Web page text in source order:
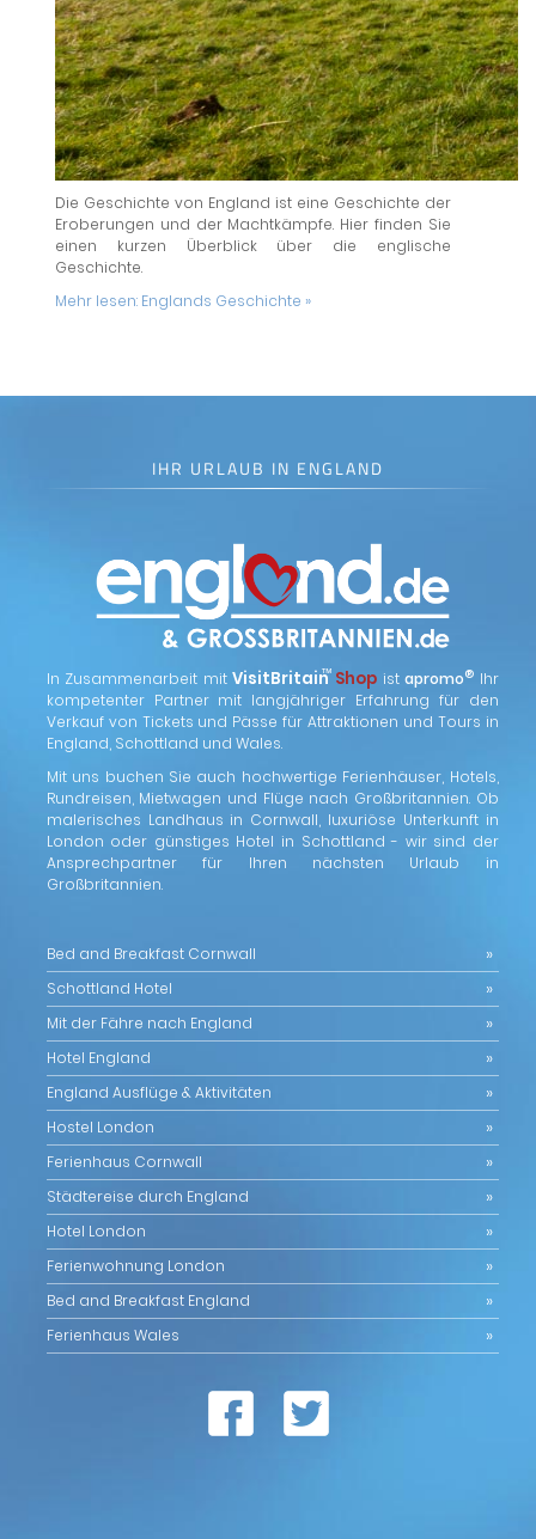
Die Geschichte von England ist eine Geschichte der
Eroberungen und der Machtkämpfe. Hier finden Sie
einen kurzen Überblick über die englische
Geschichte.
Mehr lesen: Englands Geschichte »
IHR URLAUB IN ENGLAND
In Zusammenarbeit mitVisitBritain
™ Shop istapromo® Ihr
kompetenter Partner mit langjähriger Erfahrung für den
Verkauf von Tickets und Pässe für Attraktionen und Tours in
England, Schottland und Wales.
Mit uns buchen Sie auch hochwertige Ferienhäuser, Hotels,
Rundreisen, Mietwagen und Flüge nach Großbritannien. Ob
malerisches Landhaus in Cornwall, luxuriöse Unterkunft in
London oder günstiges Hotel in Schottland - wir sind der
Ansprechpartner für Ihren nächsten Urlaub in
Großbritannien.
Bed and Breakfast Cornwall
Schottland Hotel
Mit der Fähre nach England
Hotel England
England Ausflüge & Aktivitäten
Hostel London
Ferienhaus Cornwall
Städtereise durch England
Hotel London
Ferienwohnung London
Bed and Breakfast England
Ferienhaus Wales